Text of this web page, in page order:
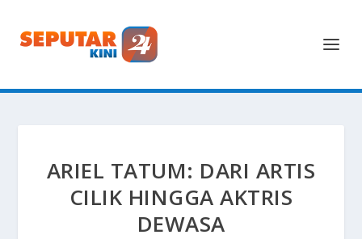
ARIEL TATUM: DARI ARTIS
CILIK HINGGA AKTRIS
DEWASA